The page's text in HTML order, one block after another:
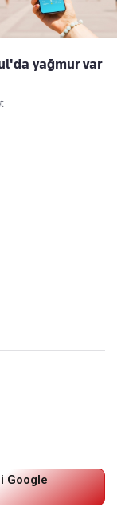
yağmur var
Google